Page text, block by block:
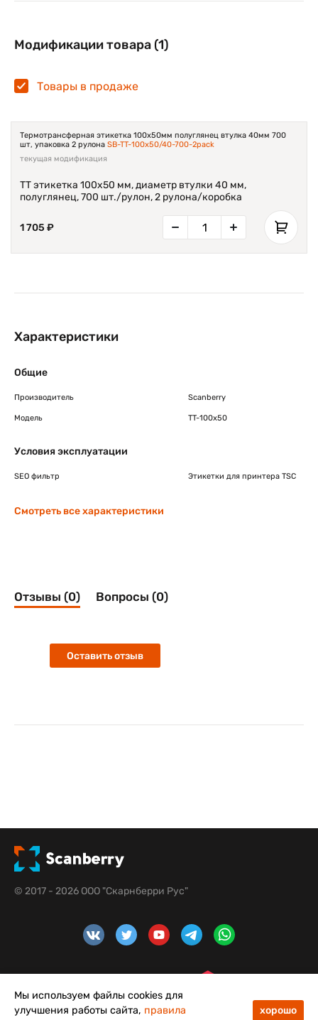
Модификации товара (1)
Товары в продаже
Термотрансферная этикетка 100х50мм полуглянец втулка 40мм 700
шт, упаковка 2 рулона SB-TT-100x50/40-700-2pack
текущая модификация
TT этикетка 100х50 мм, диаметр втулки 40 мм,
полуглянец, 700 шт./рулон, 2 рулона/коробка
1 705 ₽
Характеристики
Общие
Производитель Scanberry
Модель TT-100x50
Условия эксплуатации
SEO фильтр Этикетки для принтера TSC
Смотреть все характеристики
Отзывы (0) Вопросы (0)
Оставить отзыв
© 2017 - 2026 ООО "Скарнберри Рус"
Мы используем файлы cookies для
улучшения работы сайта, правила
хорошо